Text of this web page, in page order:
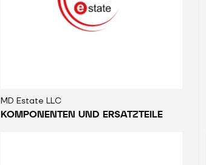
MD Estate LLC
KOMPONENTEN UND ERSATZTEILE